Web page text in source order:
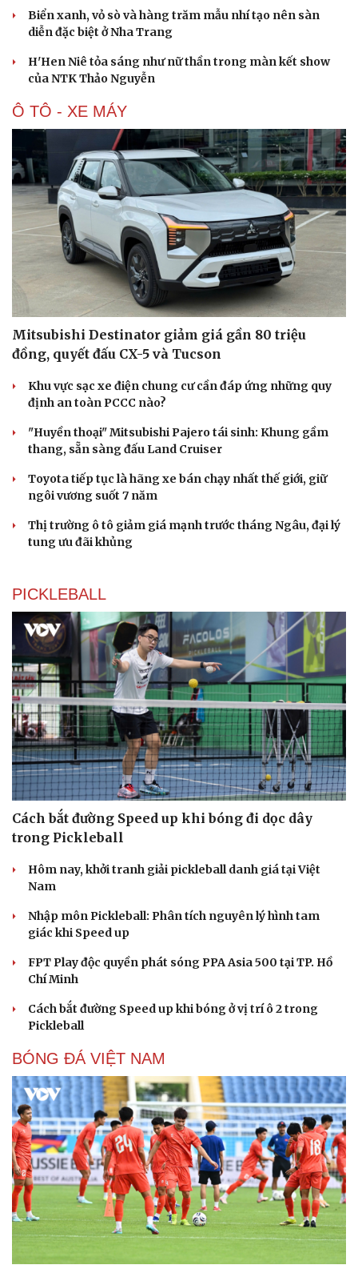
Tư vấn
check-in
Podcast
Cửa sổ tình yêu
Biển xanh, vỏ sò và hàng trăm mẫu nhí tạo nên sàn
diễn đặc biệt ở Nha Trang
H'Hen Niê tỏa sáng như nữ thần trong màn kết show
của NTK Thảo Nguyễn
Ô TÔ - XE MÁY
Mitsubishi Destinator giảm giá gần 80 triệu
đồng, quyết đấu CX-5 và Tucson
Khu vực sạc xe điện chung cư cần đáp ứng những quy
định an toàn PCCC nào?
"Huyền thoại" Mitsubishi Pajero tái sinh: Khung gầm
thang, sẵn sàng đấu Land Cruiser
Toyota tiếp tục là hãng xe bán chạy nhất thế giới, giữ
ngôi vương suốt 7 năm
Thị trường ô tô giảm giá mạnh trước tháng Ngâu, đại lý
tung ưu đãi khủng
PICKLEBALL
Cách bắt đường Speed up khi bóng đi dọc dây
trong Pickleball
Hôm nay, khởi tranh giải pickleball danh giá tại Việt
Nam
Nhập môn Pickleball: Phân tích nguyên lý hình tam
giác khi Speed up
FPT Play độc quyền phát sóng PPA Asia 500 tại TP. Hồ
Chí Minh
Cách bắt đường Speed up khi bóng ở vị trí ô 2 trong
Pickleball
BÓNG ĐÁ VIỆT NAM